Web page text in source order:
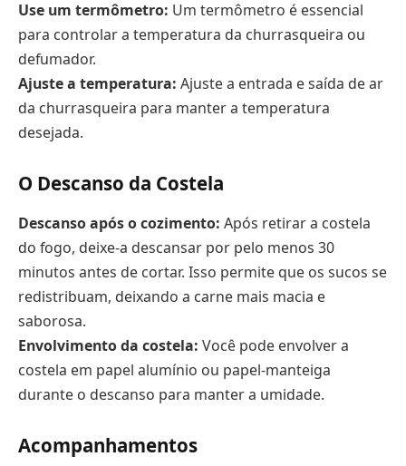
Use um termômetro: Um termômetro é essencial
para controlar a temperatura da churrasqueira ou
defumador.
Ajuste a temperatura: Ajuste a entrada e saída de ar
da churrasqueira para manter a temperatura
desejada.
O Descanso da Costela
Descanso após o cozimento: Após retirar a costela
do fogo, deixe-a descansar por pelo menos 30
minutos antes de cortar. Isso permite que os sucos se
redistribuam, deixando a carne mais macia e
saborosa.
Envolvimento da costela: Você pode envolver a
costela em papel alumínio ou papel-manteiga
durante o descanso para manter a umidade.
Acompanhamentos